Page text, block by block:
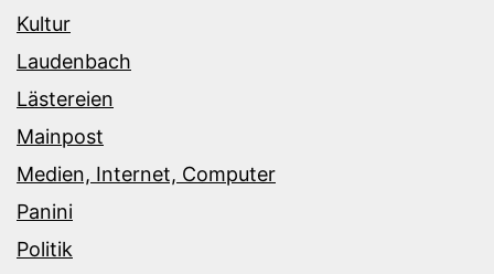
Kultur
Laudenbach
Lästereien
Mainpost
Medien, Internet, Computer
Panini
Politik